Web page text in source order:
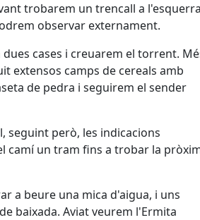
trobarem un trencall a
observar externament.
cases i creuarem el torrent.
extensos camps de cereals amb
de pedra i seguirem el sender
seguint però, les indicacions
camí un tram fins a trobar la
a beure una mica d'aigua, i uns
baixada. Aviat veurem l'Ermita